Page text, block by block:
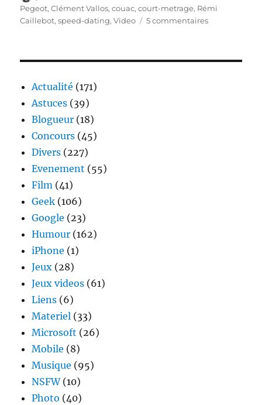
le
Pegeot,Clément Vallos,couac,court-metrage, Rémi
Caillebot,speed-dating,Video 5 commentairessur
Actualité (171)
Astuces (39)
Blogueur (18)
Concours (45)
Divers (227)
Evenement (55)
Film (41)
Geek (106)
Google (23)
Humour (162)
iPhone (1)
Jeux (28)
Jeux videos (61)
Liens (6)
Materiel (33)
Microsoft (26)
Mobile (8)
Musique (95)
NSFW(10)
Photo (40)